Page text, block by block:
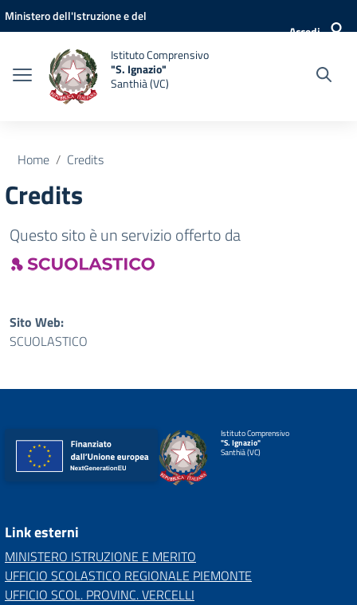
Vai ai contenuti
Vai al menu di navigazione
Vai al footer
Ministero dell'Istruzione e del
Accedi
Istituto Comprensivo
"S. Ignazio"
Santhià (VC)
Home Credits
Credits
Questo sito è un servizio offerto da
Sito Web:
SCUOLASTICO
Istituto Comprensivo
"S. Ignazio"
Santhià (VC)
Link esterni
MINISTERO ISTRUZIONE E MERITO
UFFICIO SCOLASTICO REGIONALE PIEMONTE
UFFICIO SCOL. PROVINC. VERCELLI